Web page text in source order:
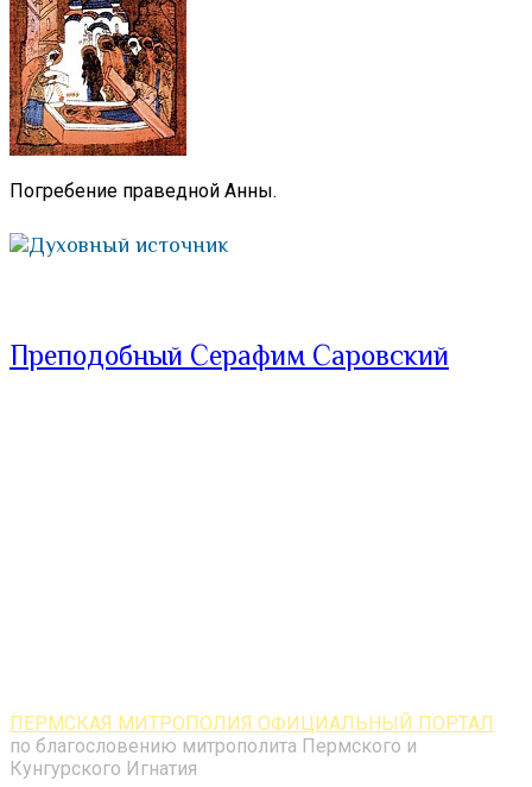
Погребение праведной Анны.
Духовный источник
Преподобный Серафим Саровский
ПЕРМСКАЯ МИТРОПОЛИЯ ОФИЦИАЛЬНЫЙ ПОРТАЛ
по благословению митрополита Пермского и
Кунгурского Игнатия